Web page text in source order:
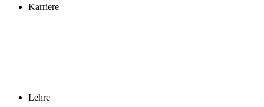
Karriere
Lehre